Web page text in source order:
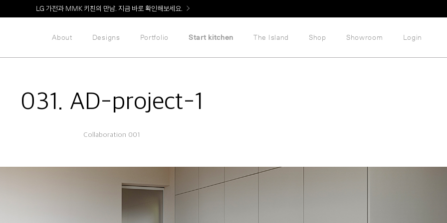
Welcome! 신규 회원가입 시 MMK Shop Coupon (총 60만원) 지급
About Designs Portfolio Start kitchen The Island Shop Showroom Login
031. AD-project-1
Collaboration 001